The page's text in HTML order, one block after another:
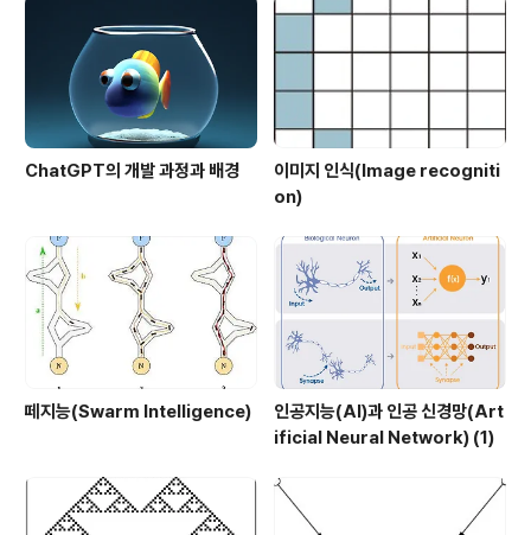
ChatGPT의 개발 과정과 배경
이미지 인식(Image recogniti
on)
떼지능(Swarm Intelligence)
인공지능(AI)과 인공 신경망(Art
ificial Neural Network) (1)